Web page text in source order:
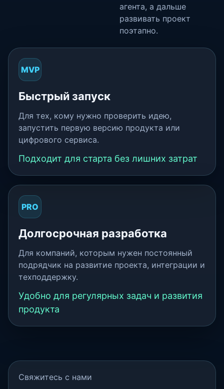
агента, а дальше
развивать проект
поэтапно.
MVP
Быстрый запуск
Для тех, кому нужно проверить идею,
запустить первую версию продукта или
цифрового сервиса.
Подходит для старта без лишних затрат
PRO
Долгосрочная разработка
Для компаний, которым нужен постоянный
подрядчик на развитие проекта, интеграции и
техподдержку.
Удобно для регулярных задач и развития
продукта
Свяжитесь с нами